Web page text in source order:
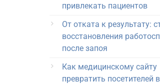
привлекать пациентов
От отката к результату:
восстановления
после запоя
Как медицинскому сайту
превратить посетителей в